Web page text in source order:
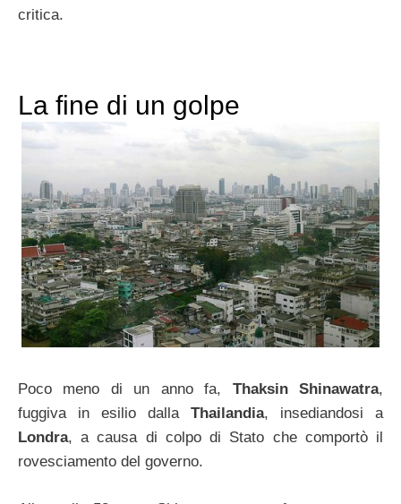
critica.
La fine di un golpe
Poco meno di un anno fa, Thaksin Shinawatra,
fuggiva in esilio dalla Thailandia, insediandosi a
Londra, a causa di colpo di Stato che comportò il
rovesciamento del governo.